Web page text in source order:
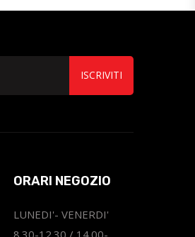
ISCRIVITI
ORARI NEGOZIO
LUNEDI'- VENERDI'